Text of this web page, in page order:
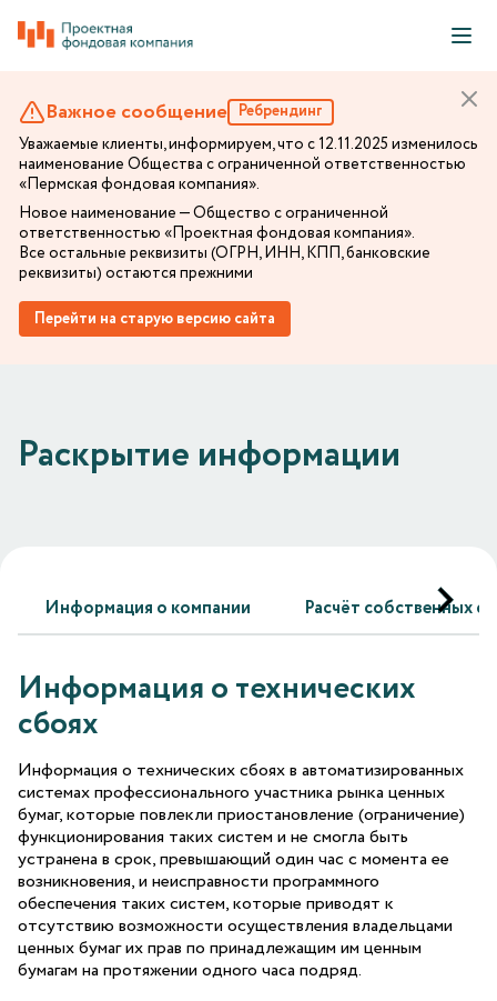
Важное сообщение Ребрендинг
Уважаемые клиенты, информируем, что с 12.11.2025 изменилось
наименование Общества с ограниченной ответственностью
«Пермская фондовая компания».
Новое наименование — Общество с ограниченной
ответственностью «Проектная фондовая компания».
Все остальные реквизиты (ОГРН, ИНН, КПП, банковские
реквизиты) остаются прежними
Перейти на старую версию сайта
Раскрытие информации
Информация о компании Расчёт собственных
Информация о технических
сбоях
Информация о технических сбоях в автоматизированных
системах профессионального участника рынка ценных
бумаг, которые повлекли приостановление (ограничение)
функционирования таких систем и не смогла быть
устранена в срок, превышающий один час с момента ее
возникновения, и неисправности программного
обеспечения таких систем, которые приводят к
отсутствию возможности осуществления владельцами
ценных бумаг их прав по принадлежащим им ценным
бумагам на протяжении одного часа подряд.